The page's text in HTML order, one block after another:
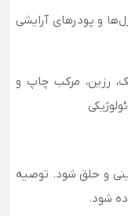
و پودرهای آرایشی
رزین، مرکب چاپ و
و حلق شود. توصیه
شود.